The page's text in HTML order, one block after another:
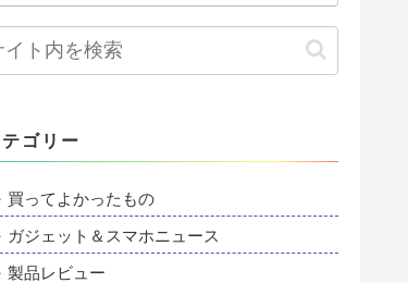
テゴリー
買ってよかったもの
ガジェット＆スマホニュース
製品レビュー